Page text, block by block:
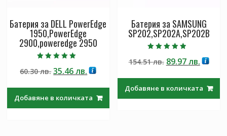
Батерия за DELL PowerEdge
1950,PowerEdge
2900,poweredge 2950
5.00
от 5
60.30лв.Original
60.30 лв..
35.46лв.Текущата
35.46 лв..
Добавяне в количката
Батерия за SAMSUNG
SP202,SP202A,SP202B
4.50
от 5
154.51лв. Original
154.51 лв..
89.97лв.
89.97
Добавяне в количката